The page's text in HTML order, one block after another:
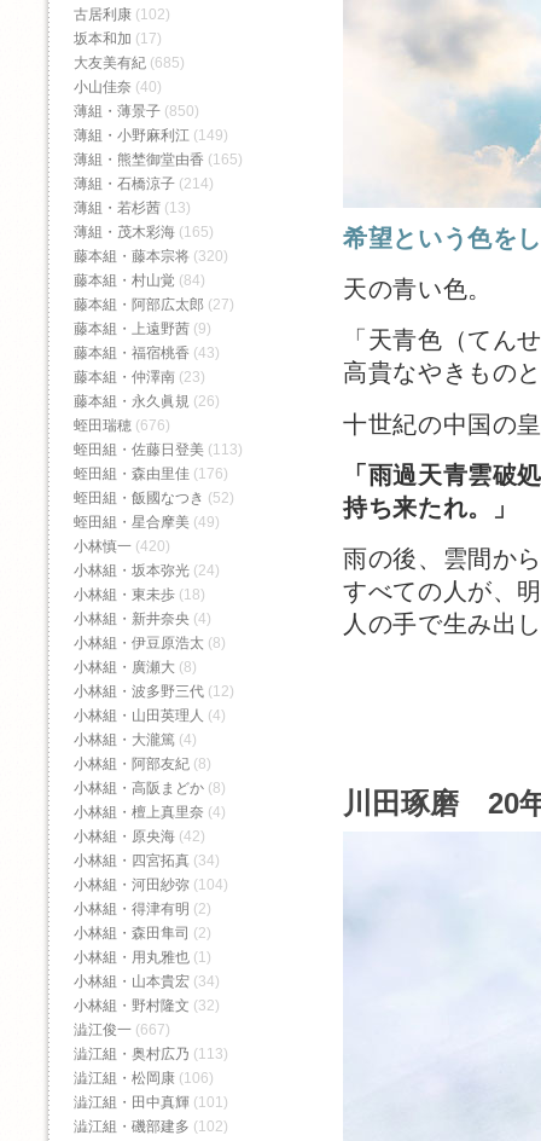
希望という色を
天の青い色。
「天青色（てん
高貴なやきもの
十世紀の中国の
「雨過天青雲破
持ち来たれ。」
雨の後、雲間か
すべての人が、
人の手で生み出
川田琢磨 20
古居利康 (102)
坂本和加 (17)
大友美有紀 (685)
小山佳奈 (40)
薄組・薄景子 (850)
薄組・小野麻利江 (149)
薄組・熊埜御堂由香 (165)
薄組・石橋涼子 (214)
薄組・若杉茜 (13)
薄組・茂木彩海 (165)
藤本組・藤本宗将 (320)
藤本組・村山覚 (84)
藤本組・阿部広太郎 (27)
藤本組・上遠野茜 (9)
藤本組・福宿桃香‬ (43)
藤本組・仲澤南 (23)
藤本組・永久眞規 (26)
蛭田瑞穂 (676)
蛭田組・佐藤日登美 (113)
蛭田組・森由里佳 (176)
蛭田組・飯國なつき (52)
蛭田組・星合摩美 (49)
小林慎一 (420)
小林組・坂本弥光 (24)
小林組・東未歩 (18)
小林組・新井奈央 (4)
小林組・伊豆原浩太 (8)
小林組・廣瀬大 (8)
小林組・波多野三代 (12)
小林組・山田英理人 (4)
小林組・大瀧篤 (4)
小林組・阿部友紀 (8)
小林組・高阪まどか (8)
小林組・檀上真里奈 (4)
小林組・原央海 (42)
小林組・四宮拓真 (34)
小林組・河田紗弥 (104)
小林組・得津有明 (2)
小林組・森田隼司 (2)
小林組・用丸雅也 (1)
小林組・山本貴宏 (34)
小林組・野村隆文 (32)
澁江俊一 (667)
澁江組・奥村広乃 (113)
澁江組・松岡康 (106)
澁江組・田中真輝 (101)
澁江組・磯部建多 (102)